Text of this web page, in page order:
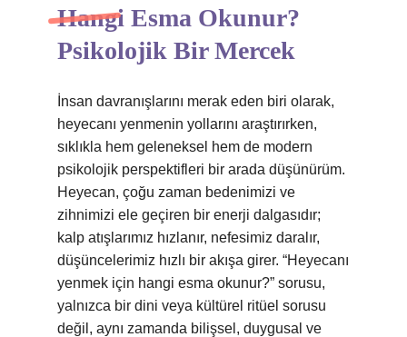
Hangi Esma Okunur?
Psikolojik Bir Mercek
İnsan davranışlarını merak eden biri olarak,
heyecanı yenmenin yollarını araştırırken,
sıklıkla hem geleneksel hem de modern
psikolojik perspektifleri bir arada düşünürüm.
Heyecan, çoğu zaman bedenimizi ve
zihnimizi ele geçiren bir enerji dalgasıdır;
kalp atışlarımız hızlanır, nefesimiz daralır,
düşüncelerimiz hızlı bir akışa girer. “Heyecanı
yenmek için hangi esma okunur?” sorusu,
yalnızca bir dini veya kültürel ritüel sorusu
değil, aynı zamanda bilişsel, duygusal ve